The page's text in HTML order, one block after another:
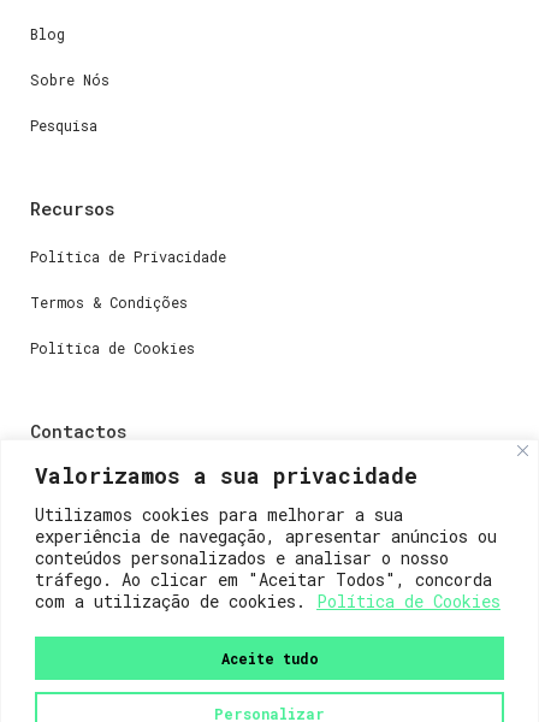
Valorizamos a sua privacidade
Utilizamos cookies para melhorar a sua
experiência de navegação, apresentar anúncios ou
conteúdos personalizados e analisar o nosso
tráfego. Ao clicar em "Aceitar Todos", concorda
com a utilização de cookies.
Política de Cookies
Personalizar
Aceite tudo
Blog
Sobre Nós
Pesquisa
Recursos
Política de Privacidade
Termos & Condições
Política de Cookies
Contactos
Dúvidas ou perguntas envie-nos um e-mail para
Dúvidas de registro ou suporte, envie um e-mail para
support@lisboainnovation.com